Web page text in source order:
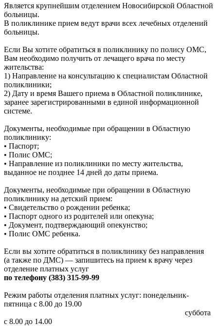
Является крупнейшим отделением Новосибирской Областной
больницы.
В поликлинике прием ведут врачи всех лечебных отделений
больницы.
Если Вы хотите обратиться в поликлинику по полису ОМС,
Вам необходимо получить от лечащего врача по месту
жительства:
1) Направление на консультацию к специалистам Областной
поликлиники;
2) Дату и время Вашего приема в Областной поликлинике,
заранее зарегистрированными в единой информационной
системе.
Документы, необходимые при обращении в Областную
поликлинику:
• Паспорт;
• Полис ОМС;
• Направление из поликлиники по месту жительства,
выданное не позднее 14 дней до даты приема.
Документы, необходимые при обращении в Областную
поликлинику на детский прием:
• Свидетельство о рождении ребенка;
• Паспорт одного из родителей или опекуна;
• Документ, подтверждающий опекунство;
• Полис ОМС ребенка.
Если вы хотите обратиться в поликлинику без направления
(а также по ДМС) — запишитесь на прием к врачу через
отделение платных услуг
по телефону (383) 315-99-99
Режим работы отделения платных услуг: понедельник-
пятница с 8.00 до 19.00
суббота
с 8.00 до 14.00